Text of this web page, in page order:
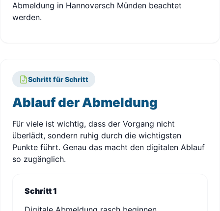
Abmeldung in Hannoversch Münden beachtet
werden.
Schritt für Schritt
Ablauf der Abmeldung
Für viele ist wichtig, dass der Vorgang nicht
überlädt, sondern ruhig durch die wichtigsten
Punkte führt. Genau das macht den digitalen Ablauf
so zugänglich.
Schritt 1